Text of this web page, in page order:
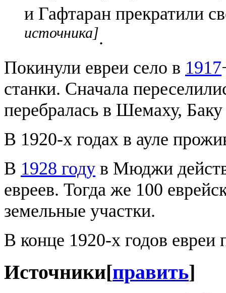
и Гафтаран прекратили
источника].
Покинули евреи село в 1917
станки. Сначала
перебралась в Шемаху,
В 1920-х годах в ауле
В 1928 году в Мюджи
евреев. Тогда же 100
земельные участки.
В конце 1920-х годов
Источники[править]